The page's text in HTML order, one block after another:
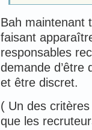
Bah maintenant
faisant
responsables
demande d’être
et être discret.
( Un des
que les